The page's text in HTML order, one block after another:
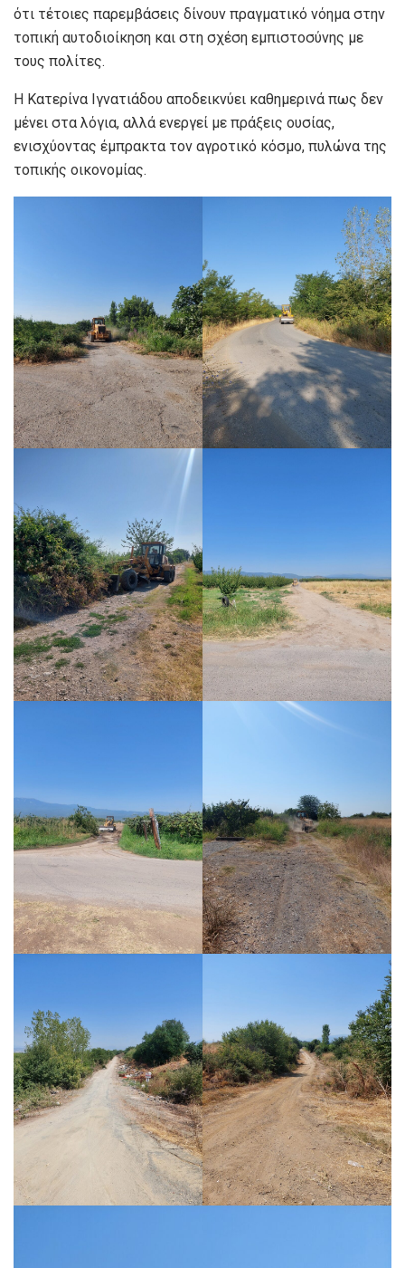
ότι τέτοιες παρεμβάσεις δίνουν πραγματικό νόημα στην
τοπική αυτοδιοίκηση και στη σχέση εμπιστοσύνης με
τους πολίτες.
Η Κατερίνα Ιγνατιάδου αποδεικνύει καθημερινά πως δεν
μένει στα λόγια, αλλά ενεργεί με πράξεις ουσίας,
ενισχύοντας έμπρακτα τον αγροτικό κόσμο, πυλώνα της
τοπικής οικονομίας.